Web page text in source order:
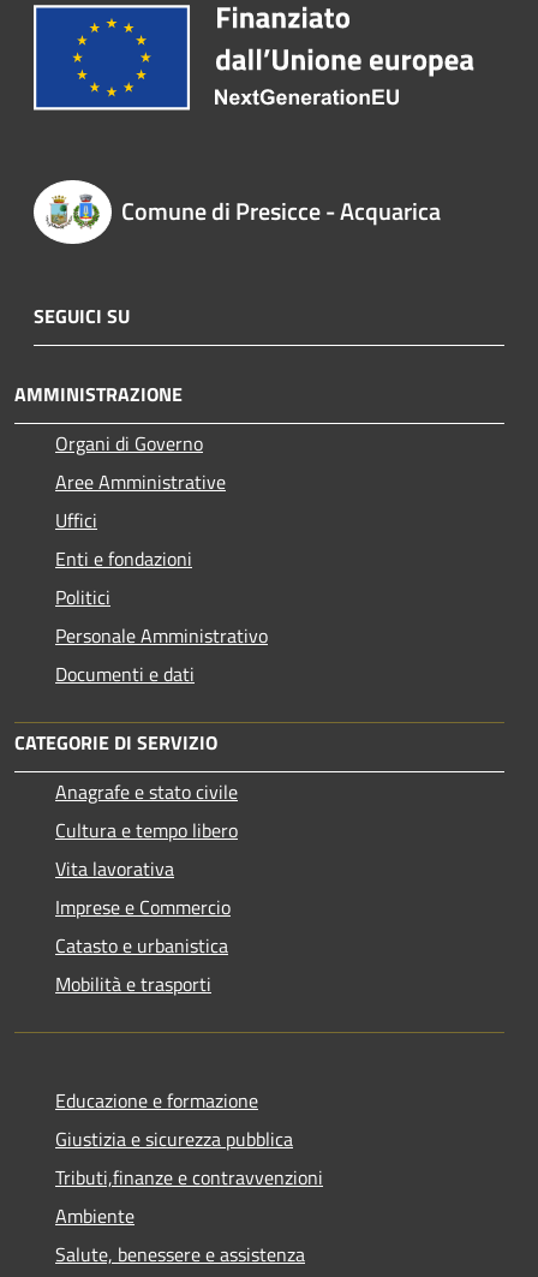
Comune di Presicce - Acquarica
SEGUICI SU
AMMINISTRAZIONE
Organi di Governo
Aree Amministrative
Uffici
Enti e fondazioni
Politici
Personale Amministrativo
Documenti e dati
CATEGORIE DI SERVIZIO
Anagrafe e stato civile
Cultura e tempo libero
Vita lavorativa
Imprese e Commercio
Catasto e urbanistica
Mobilità e trasporti
Educazione e formazione
Giustizia e sicurezza pubblica
Tributi,finanze e contravvenzioni
Ambiente
Salute, benessere e assistenza